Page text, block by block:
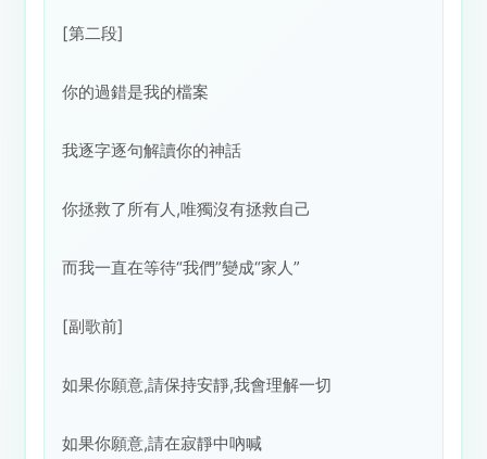
[第二段]
你的過錯是我的檔案
我逐字逐句解讀你的神話
你拯救了所有人,唯獨沒有拯救自己
而我一直在等待“我們”變成“家人”
[副歌前]
如果你願意,請保持安靜,我會理解一切
如果你願意,請在寂靜中吶喊